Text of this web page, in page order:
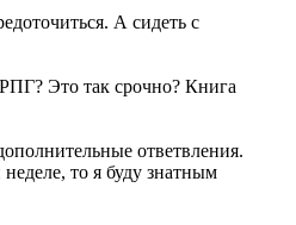
А сидеть с
Это так срочно? Книга
ответвления.
то я буду знатным